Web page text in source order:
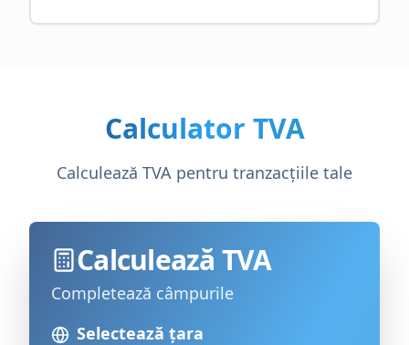
Calculator TVA
Calculează TVA pentru tranzacțiile tale
Calculează TVA
Completează câmpurile
Selectează țara